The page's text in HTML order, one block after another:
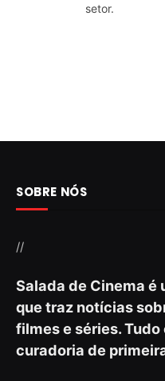
setor.
SOBRE NÓS
//
Salada de Cinema é
que traz notícias
filmes e séries.
curadoria de